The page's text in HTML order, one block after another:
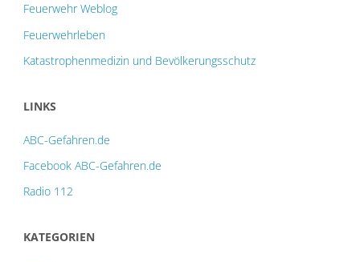
Feuerwehr Weblog
Feuerwehrleben
Katastrophenmedizin und Bevölkerungsschutz
LINKS
ABC-Gefahren.de
Facebook ABC-Gefahren.de
Radio 112
KATEGORIEN